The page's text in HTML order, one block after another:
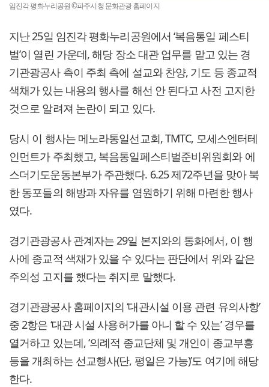
임진각 평화누리공원 ©파주시청 문화관광 홈페이지
지난 25일 임진각 평화누리공원에서 ‘복음통일 페스티
벌’이 열린 가운데, 해당 장소 대관 업무를 맡고 있는 경
기관광공사 측이 주최 측에 설교와 찬양, 기도 등 종교적
색채가 있는 내용의 행사를 해선 안 된다고 사전 고지한
것으로 알려져 논란이 되고 있다.
당시 이 행사는 메노라통일선교회, TMTC, 모세스엔터테
인먼트가 주최했고, 복음통일페스티벌준비위원회와 에
스더기도운동본부가 주관했다. 6.25 제72주년을 맞아 북
한 동포들의 해방과 자유를 염원하기 위해 마련한 행사
였다.
경기관광공사 관계자는 29일 본지와의 통화에서, 이 행
사에 종교적 색채가 있을 수 있다는 판단에서 위와 같은
주의성 고지를 했다는 취지로 말했다.
경기관광공사 홈페이지의 ‘대관시설 이용 관련 유의사항’
중 2항은 ‘대관 시설 사용허가를 아니 할 수 있는’ 경우를
열거하고 있는데, ‘의례적 종교단체 및 개인이 종교부흥
등을 개최하는 선교행사(단, 평일은 가능)’도 여기에 해당
한다.